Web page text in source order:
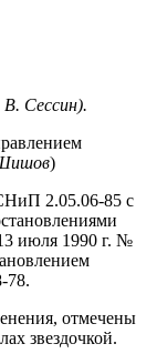
Сессин).
)
2.05.06-85 с
июля 1990 г. №
78.
отмечены
звездочкой.